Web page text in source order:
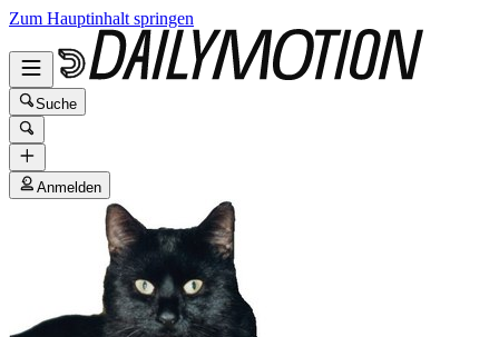
Zum Hauptinhalt springen
Suche
Anmelden